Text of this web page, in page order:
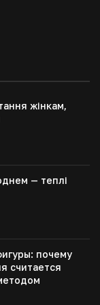
жінкам,
— теплі
почему
считается